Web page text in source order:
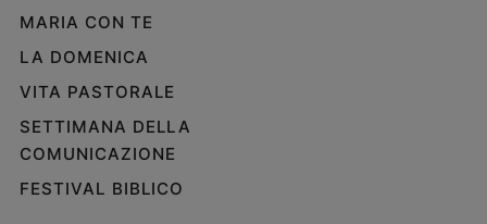
Famiglia
educazione
Genitori
figli
Nonni
Coppia
MARIA CON TE
LA DOMENICA
VITA PASTORALE
SETTIMANA DELLA
COMUNICAZIONE
FESTIVAL BIBLICO